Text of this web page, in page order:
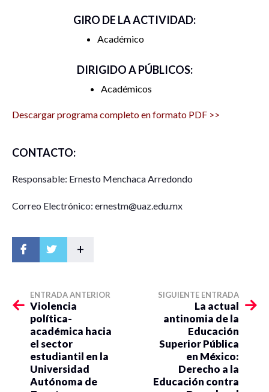
GIRO DE LA ACTIVIDAD:
Académico
DIRIGIDO A PÚBLICOS:
Académicos
Descargar programa completo en formato PDF >>
CONTACTO:
Responsable: Ernesto Menchaca Arredondo
Correo Electrónico: ernestm@uaz.edu.mx
+
ENTRADA ANTERIOR
Violencia
política-
académica hacia
el sector
estudiantil en la
Universidad
Autónoma de
SIGUIENTE ENTRADA
La actual
antinomia de la
Educación
Superior Pública
en México:
Derecho a la
Educación contra